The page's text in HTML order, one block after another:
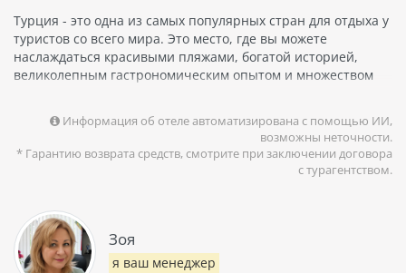
Турция - это одна из самых популярных стран для отдыха у
туристов со всего мира. Это место, где вы можете
наслаждаться красивыми пляжами, богатой историей,
великолепным гастрономическим опытом и множеством
популярные курорты Турции и сравним…
Информация об отеле автоматизирована с помощью ИИ,
возможны неточности.
* Гарантию возврата средств, смотрите при заключении договора
с турагентством.
Зоя
я ваш менеджер